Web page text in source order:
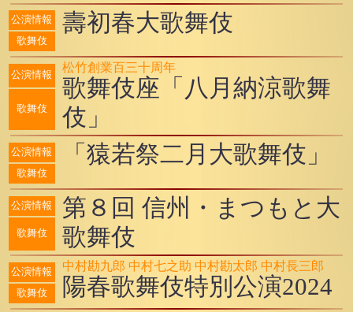
公演情報
歌舞伎
壽初春大歌舞伎
公演情報
歌舞伎
松竹創業百三十周年
歌舞伎座「八月納涼歌舞
伎」
公演情報
歌舞伎
「猿若祭二月大歌舞伎」
公演情報
歌舞伎
第８回 信州・まつもと大
歌舞伎
公演情報
歌舞伎
中村勘九郎 中村七之助 中村勘太郎 中村長三郎
陽春歌舞伎特別公演2024